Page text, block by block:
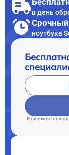
в день
ноутбука
Нажимая на